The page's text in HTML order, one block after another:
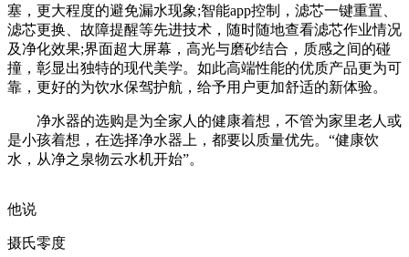
塞，更大程度的避免漏水现象;智能app控制，滤芯一键重置、
滤芯更换、故障提醒等先进技术，随时随地查看滤芯作业情况
及净化效果;界面超大屏幕，高光与磨砂结合，质感之间的碰
撞，彰显出独特的现代美学。如此高端性能的优质产品更为可
靠，更好的为饮水保驾护航，给予用户更加舒适的新体验。
净水器的选购是为全家人的健康着想，不管为家里老人或
是小孩着想，在选择净水器上，都要以质量优先。“健康饮
水，从净之泉物云水机开始”。
他说
摄氏零度